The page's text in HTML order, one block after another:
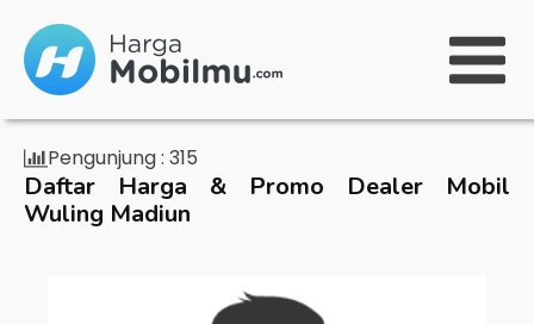
Pengunjung : 315
Daftar Harga & Promo Dealer Mobil
Wuling Madiun